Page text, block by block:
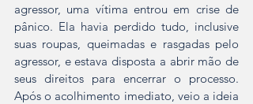
agressor, uma vítima entrou em crise de
pânico. Ela havia perdido tudo, inclusive
suas roupas, queimadas e rasgadas pelo
agressor, e estava disposta a abrir mão de
seus direitos para encerrar o processo.
Após o acolhimento imediato, veio a ideia